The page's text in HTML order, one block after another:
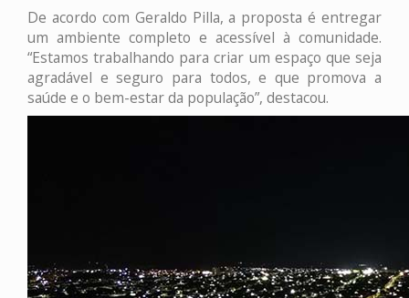
De acordo com Geraldo Pilla, a proposta é entregar
um ambiente completo e acessível à comunidade.
“Estamos trabalhando para criar um espaço que seja
agradável e seguro para todos, e que promova a
saúde e o bem-estar da população”, destacou.